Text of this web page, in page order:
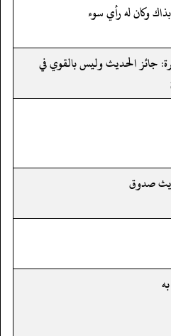
وكان له رأي سوء
جائز الحديث وليس بالقوي في
صدوق